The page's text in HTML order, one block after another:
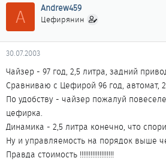
р
т
м
ы
н
а
а
A Andrew459
Цефирянин
30.07.2003
Чайзер - 97 год, 2,5 литра, задний
Сравниваю с Цефирой 96 год, автомат,
По удобству - чайзер пожалуй
цефирка.
Динамика - 2,5 литра конечно, что
Ну и управляемость на порядок выше
Правда стоимость !!!!!!!!!!!!!!!!!!!